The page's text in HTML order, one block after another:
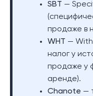
SBT —
продаже в
WHT —
налог у
продаже у
аренде).
Chanote —